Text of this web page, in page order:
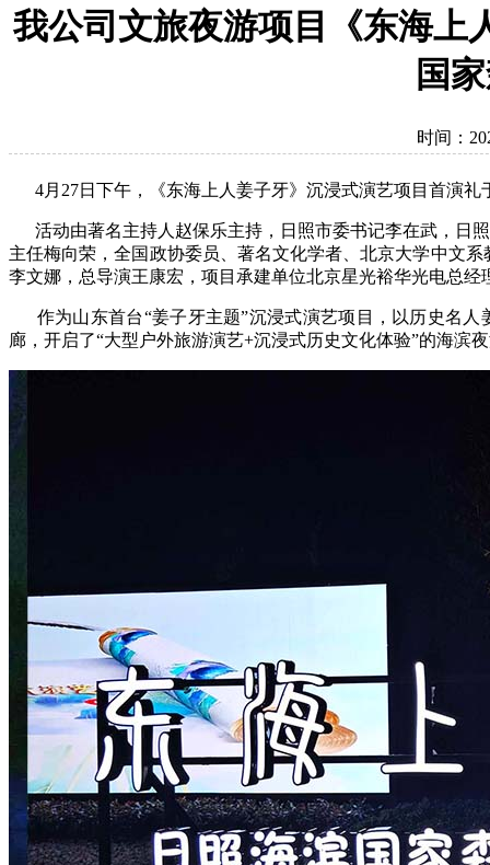
我公司文旅夜游项目《东海上
国
时间：
4月27日下午，《东海上人姜子牙》沉浸式演艺项目首演礼
活动由著名主持人赵保乐主持，日照市委书记李在武，日
主任梅向荣，全国政协委员、著名文化学者、北京大学中文
李文娜，总导演王康宏，项目承建单位北京星光裕华光电总经
作为山东首台“姜子牙主题”沉浸式演艺项目，以历史名人
廊，开启了“大型户外旅游演艺+沉浸式历史文化体验”的海滨